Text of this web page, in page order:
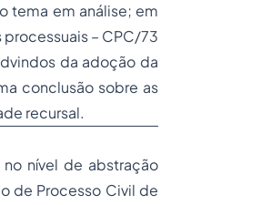
tema em análise; em
– CPC/73
da adoção da
conclusão sobre as
recursal.
nível de abstração
de Processo Civil de